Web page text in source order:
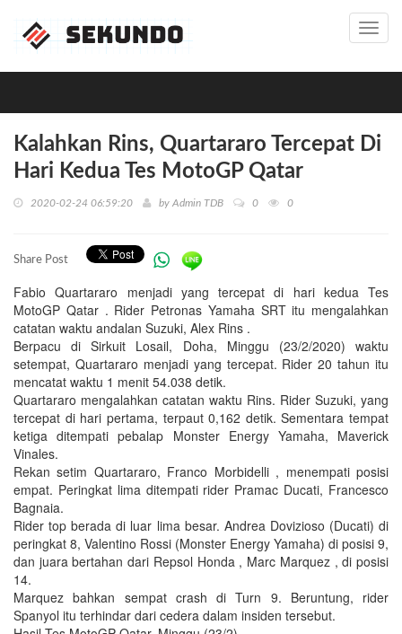
Kalahkan Rins, Quartararo Tercepat Di
Hari Kedua Tes MotoGP Qatar
2020-02-24 06:59:20 by Admin TDB 0 0
Share Post
Fabio Quartararo menjadi yang tercepat di hari kedua Tes
MotoGP Qatar . Rider Petronas Yamaha SRT itu mengalahkan
catatan waktu andalan Suzuki, Alex Rins .
Berpacu di Sirkuit Losail, Doha, Minggu (23/2/2020) waktu
setempat, Quartararo menjadi yang tercepat. Rider 20 tahun itu
mencatat waktu 1 menit 54.038 detik.
Quartararo mengalahkan catatan waktu Rins. Rider Suzuki, yang
tercepat di hari pertama, terpaut 0,162 detik. Sementara tempat
ketiga ditempati pebalap Monster Energy Yamaha, Maverick
Vinales.
Rekan setim Quartararo, Franco Morbidelli , menempati posisi
empat. Peringkat lima ditempati rider Pramac Ducati, Francesco
Bagnaia.
Rider top berada di luar lima besar. Andrea Dovizioso (Ducati) di
peringkat 8, Valentino Rossi (Monster Energy Yamaha) di posisi 9,
dan juara bertahan dari Repsol Honda , Marc Marquez , di posisi
14.
Marquez bahkan sempat crash di Turn 9. Beruntung, rider
Spanyol itu terhindar dari cedera dalam insiden tersebut.